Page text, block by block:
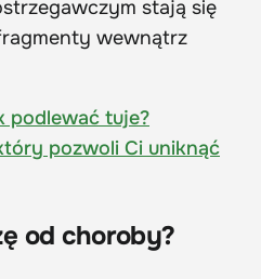
stają się
wewnątrz
podlewać tuje?
pozwoli Ci uniknąć
od choroby?